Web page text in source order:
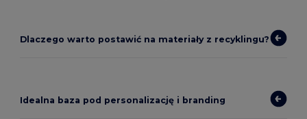
Dlaczego warto postawić na materiały z recyklingu?
Idealna baza pod personalizację i branding